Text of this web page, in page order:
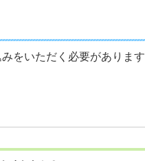
をいただく必要がありま